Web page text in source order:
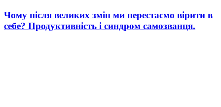
Чому після великих змін ми перестаємо вірити в
себе? Продуктивність і синдром самозванця.